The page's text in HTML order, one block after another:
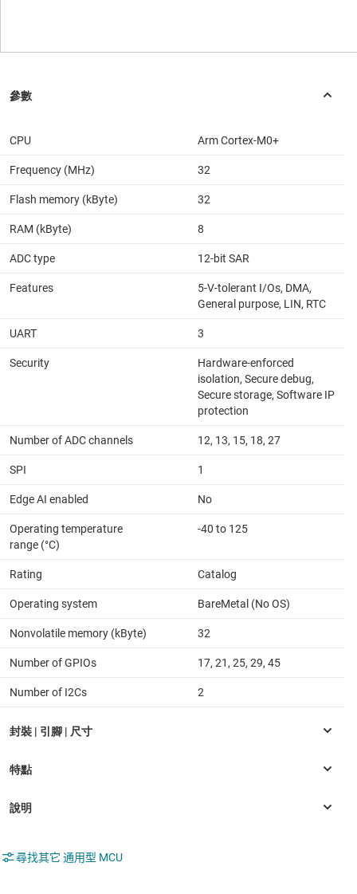
CPU Arm Cortex-M0+
Frequency (MHz) 32
Flash memory (kByte) 32
RAM (kByte) 8
ADC type 12-bit SAR
Features
5-V-tolerant I/Os, DMA,
General purpose, LIN, RTC
UART 3
Security
Hardware-enforced
isolation, Secure debug,
Secure storage, Software IP
protection
Number of ADC channels 12, 13, 15, 18, 27
SPI 1
Edge AI enabled No
Operating temperature
range (°C)
-40 to 125
Rating Catalog
Operating system BareMetal (No OS)
Nonvolatile memory (kByte) 32
Number of GPIOs 17, 21, 25, 29, 45
Number of I2Cs 2
尋找其它 通用型 MCU